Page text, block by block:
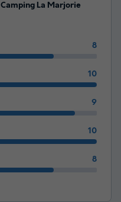
Camping La Marjorie
8
10
9
10
8